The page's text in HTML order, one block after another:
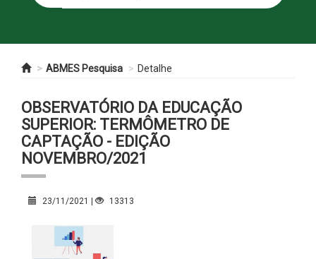
ABMES Pesquisa Detalhe
OBSERVATÓRIO DA EDUCAÇÃO
SUPERIOR: TERMÔMETRO DE
CAPTAÇÃO - EDIÇÃO
NOVEMBRO/2021
23/11/2021 | 13313